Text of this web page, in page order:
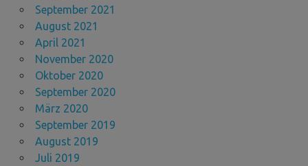
September 2021
August 2021
April 2021
November 2020
Oktober 2020
September 2020
März 2020
September 2019
August 2019
Juli 2019